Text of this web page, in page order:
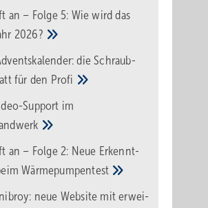
an – Folge 5: Wie wird das
2026?
die Schraub­
für den Pro­fi
Support im
an – Folge 2: Neue Erkennt­
Wärme­pumpen­test
neue Web­site mit erwei­